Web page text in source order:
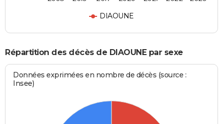
DIAOUNE
Répartition des décès de DIAOUNE par sexe
Données exprimées en nombre de décès (source :
Insee)